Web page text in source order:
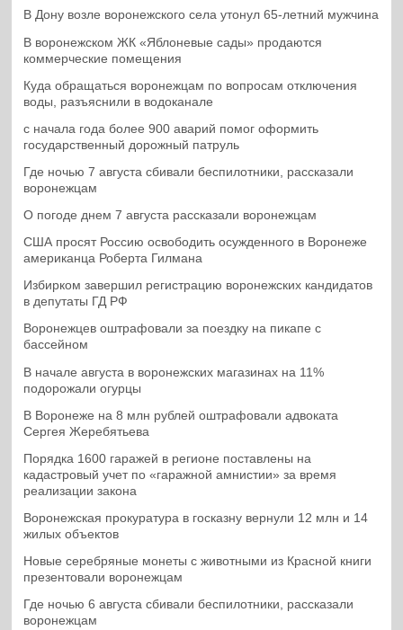
В Дону возле воронежского села утонул 65-летний мужчина
В воронежском ЖК «Яблоневые сады» продаются
коммерческие помещения
Куда обращаться воронежцам по вопросам отключения
воды, разъяснили в водоканале
с начала года более 900 аварий помог оформить
государственный дорожный патруль
Где ночью 7 августа сбивали беспилотники, рассказали
воронежцам
О погоде днем 7 августа рассказали воронежцам
США просят Россию освободить осужденного в Воронеже
американца Роберта Гилмана
Избирком завершил регистрацию воронежских кандидатов
в депутаты ГД РФ
Воронежцев оштрафовали за поездку на пикапе с
бассейном
В начале августа в воронежских магазинах на 11%
подорожали огурцы
В Воронеже на 8 млн рублей оштрафовали адвоката
Сергея Жеребятьева
Порядка 1600 гаражей в регионе поставлены на
кадастровый учет по «гаражной амнистии» за время
реализации закона
Воронежская прокуратура в госказну вернули 12 млн и 14
жилых объектов
Новые серебряные монеты с животными из Красной книги
презентовали воронежцам
Где ночью 6 августа сбивали беспилотники, рассказали
воронежцам